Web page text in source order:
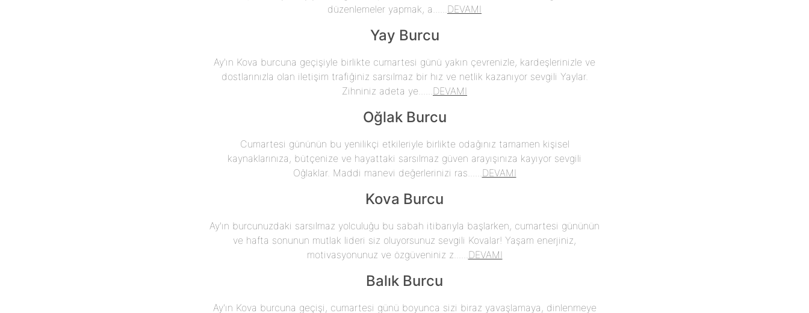
düzenlemeler yapmak, a...... DEVAMI
Yay Burcu
Ay'ın Kova burcuna geçişiyle birlikte cumartesi günü yakın çevrenizle, kardeşlerinizle ve
dostlarınızla olan iletişim trafiğiniz sarsılmaz bir hız ve netlik kazanıyor sevgili Yaylar.
Zihniniz adeta ye...... DEVAMI
Oğlak Burcu
Cumartesi gününün bu yenilikçi etkileriyle birlikte odağınız tamamen kişisel
kaynaklarınıza, bütçenize ve hayattaki sarsılmaz güven arayışınıza kayıyor sevgili
Oğlaklar. Maddi manevi değerlerinizi ras...... DEVAMI
Kova Burcu
Ay'ın burcunuzdaki sarsılmaz yolculuğu bu sabah itibarıyla başlarken, cumartesi gününün
ve hafta sonunun mutlak lideri siz oluyorsunuz sevgili Kovalar! Yaşam enerjiniz,
motivasyonunuz ve özgüveniniz z...... DEVAMI
Balık Burcu
Ay'ın Kova burcuna geçişi, cumartesi günü boyunca sizi biraz yavaşlamaya, dinlenmeye